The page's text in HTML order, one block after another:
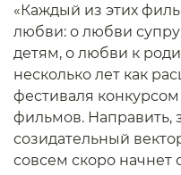
«Каждый из этих
любви: о любви
детям, о любви к
несколько лет как
фестиваля
фильмов. Направить,
созидательный
совсем скоро начнет